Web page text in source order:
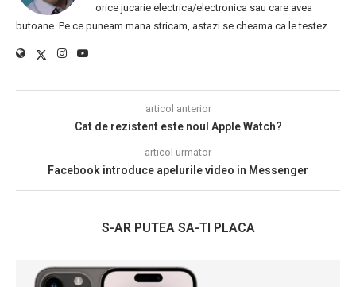
orice jucarie electrica/electronica sau care avea
butoane. Pe ce puneam mana stricam, astazi se cheama ca le testez.
articol anterior
Cat de rezistent este noul Apple Watch?
articol urmator
Facebook introduce apelurile video in Messenger
S-AR PUTEA SA-TI PLACA